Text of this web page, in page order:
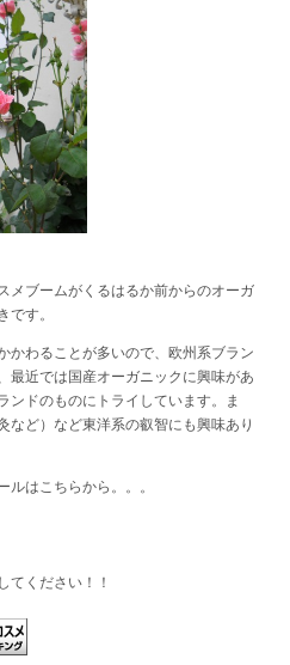
メブームがくるはるか前からのオーガ
です。
かわることが多いので、欧州系ブラン
最近では国産オーガニックに興味があ
ンドのものにトライしています。ま
など）など東洋系の叡智にも興味あり
ルはこちらから。。。
てください！！